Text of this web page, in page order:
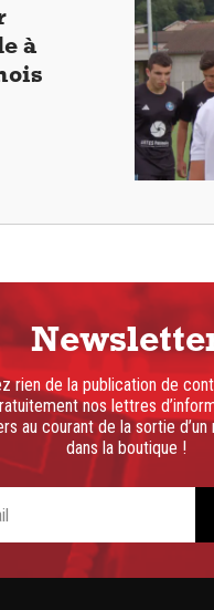
à
rien de la publication de
nos lettres
au courant de la sortie d’un
dans la boutique !